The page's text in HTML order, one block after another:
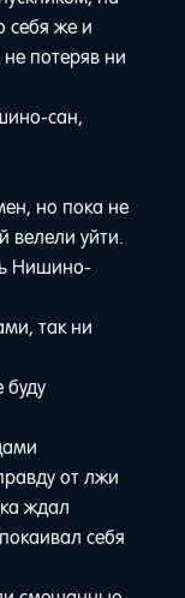
себя же и
потеряв ни
сан,
но пока не
велели уйти.
Нишино-
так ни
от лжи
ждал
себя